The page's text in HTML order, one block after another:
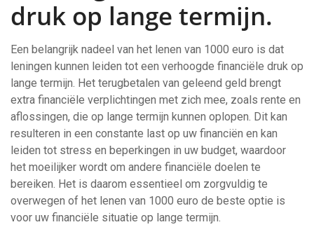
druk op lange termijn.
Een belangrijk nadeel van het lenen van 1000 euro is dat
leningen kunnen leiden tot een verhoogde financiële druk op
lange termijn. Het terugbetalen van geleend geld brengt
extra financiële verplichtingen met zich mee, zoals rente en
aflossingen, die op lange termijn kunnen oplopen. Dit kan
resulteren in een constante last op uw financiën en kan
leiden tot stress en beperkingen in uw budget, waardoor
het moeilijker wordt om andere financiële doelen te
bereiken. Het is daarom essentieel om zorgvuldig te
overwegen of het lenen van 1000 euro de beste optie is
voor uw financiële situatie op lange termijn.